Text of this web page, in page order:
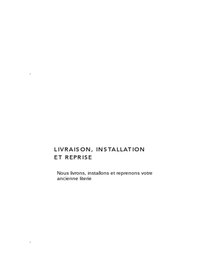
LIVRAISON, INSTALLATION
ET REPRISE
Nous livrons, installons et reprenons votre
ancienne literie